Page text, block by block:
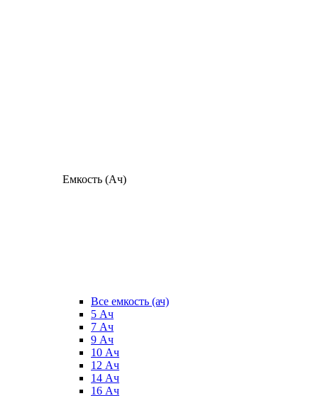
Емкость (Ач)
Все емкость (ач)
5 Ач
7 Ач
9 Ач
10 Ач
12 Ач
14 Ач
16 Ач